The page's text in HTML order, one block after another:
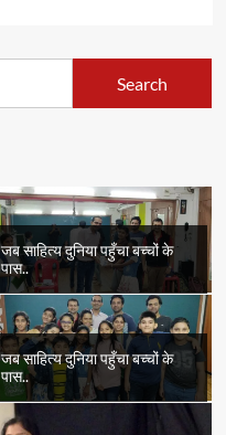
जब साहित्य दुनिया पहुँचा बच्चों के
पास..
जब साहित्य दुनिया पहुँचा बच्चों के
पास..